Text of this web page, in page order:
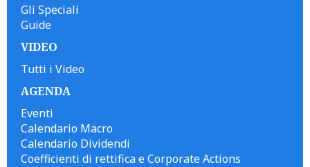
Gli Speciali
Guide
VIDEO
Tutti i Video
AGENDA
Eventi
Calendario Macro
Calendario Dividendi
Coefficienti di rettifica e Corporate Actions